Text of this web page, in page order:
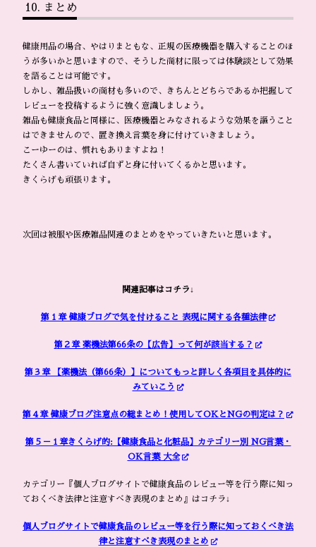
まとめ
健康用品の場合、やはりまともな、正規の医療機器を購入することのほ
うが多いかと思いますので、そうした商材に限っては体験談として効果
を語ることは可能です。
しかし、雑品扱いの商材も多いので、きちんとどちらであるか把握して
レビューを投稿するように強く意識しましょう。
雑品も健康食品と同様に、医療機器とみなされるような効果を謳うこと
はできませんので、置き換え言葉を身に付けていきましょう。
こーゆーのは、慣れもありますよね！
たくさん書いていれば自ずと身に付いてくるかと思います。
きくらげも頑張ります。
次回は被服や医療雑品関連のまとめをやっていきたいと思います。
関連記事はコチラ↓
第１章 健康ブログで気を付けること 表現に関する各種法律
第２章 薬機法第66条の【広告】って何が該当する？
第３章 【薬機法（第66条）】についてもっと詳しく各項目を具体的に
みていこう
第４章 健康ブログ注意点の総まとめ！使用してOKとNGの判定は？
第５－１章きくらげ的:【健康食品と化粧品】カテゴリー別 NG言葉・
OK言葉 大全
カテゴリー『個人ブログサイトで健康食品のレビュー等を行う際に知っ
ておくべき法律と注意すべき表現のまとめ』はコチラ↓
個人ブログサイトで健康食品のレビュー等を行う際に知っておくべき法
律と注意すべき表現のまとめ